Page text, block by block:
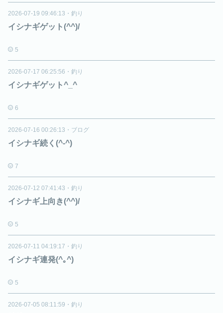
2026-07-19 09:46:13 ・ 釣り
イシナギゲット(^^)/
5
2026-07-17 06:25:56 ・ 釣り
イシナギゲット^_^
6
2026-07-16 00:26:13 ・ ブログ
イシナギ続く(^-^)
7
2026-07-12 07:41:43 ・ 釣り
イシナギ上向き(^^)/
5
2026-07-11 04:19:17 ・ 釣り
イシナギ連発(^｡^)
5
2026-07-05 08:11:59 ・ 釣り